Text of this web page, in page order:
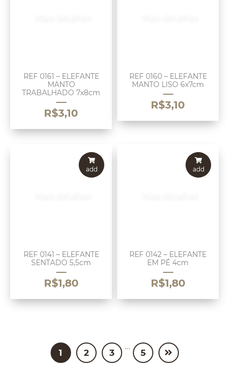
REF 0161 – ELEFANTE
MANTO
TRABALHADO 7x8cm
R$3,10
REF 0160 – ELEFANTE
MANTO LISO 6x7cm
R$3,10
REF 0141 – ELEFANTE
SENTADO 5,5cm
R$1,80
add
REF 0142 – ELEFANTE
EM PÉ 4cm
R$1,80
add
1 2 3
…
5